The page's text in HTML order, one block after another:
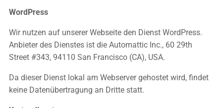
WordPress
Wir nutzen auf unserer Webseite den Dienst WordPress.
Anbieter des Dienstes ist die Automattic Inc., 60 29th
Street #343, 94110 San Francisco (CA), USA.
Da dieser Dienst lokal am Webserver gehostet wird, findet
keine Datenübertragung an Dritte statt.